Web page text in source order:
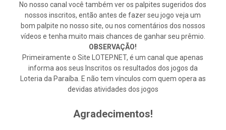
No nosso canal você também ver os palpites sugeridos dos
nossos inscritos, então antes de fazer seu jogo veja um
bom palpite no nosso site, ou nos comentários dos nossos
vídeos e tenha muito mais chances de ganhar seu prêmio.
OBSERVAÇÃO!
Primeiramente o Site LOTEP.NET, é um canal que apenas
informa aos seus Inscritos os resultados dos jogos da
Loteria da Paraíba. E não tem vínculos com quem opera as
devidas atividades dos jogos
Agradecimentos!